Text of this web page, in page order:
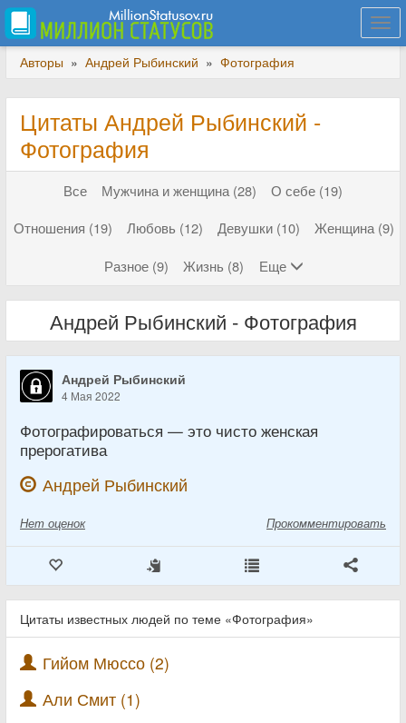
Авторы » Андрей Рыбинский » Фотография
Цитаты Андрей Рыбинский -
Фотография
Все Мужчина и женщина (28)
О себе (19)
Отношения (19)
Любовь (12) Девушки (10)
Женщина (9)
Разное (9)
Жизнь (8) Еще
Андрей Рыбинский - Фотография
Андрей Рыбинский
4 Мая 2022
Фотографироваться — это чисто женская
прерогатива
Андрей Рыбинский
Нет оценок Прокомментировать
Цитаты известных людей по теме «Фотография»
Гийом Мюссо (2)
Али Смит (1)